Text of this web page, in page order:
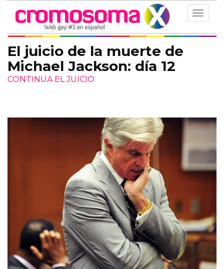
Toggle
El juicio de la muerte de
Michael Jackson: día 12
CONTINUA EL JUICIO